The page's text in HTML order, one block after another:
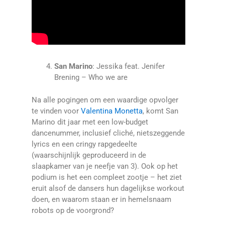
San Marino: Jessika feat. Jenifer
Brening – Who we are
Na alle pogingen om een waardige opvolger
te vinden voor Valentina Monetta, komt San
Marino dit jaar met een low-budget
dancenummer, inclusief cliché, nietszeggende
lyrics en een cringy rapgedeelte
(waarschijnlijk geproduceerd in de
slaapkamer van je neefje van 3). Ook op het
podium is het een compleet zootje – het ziet
eruit alsof de dansers hun dagelijkse workout
doen, en waarom staan er in hemelsnaam
robots op de voorgrond?